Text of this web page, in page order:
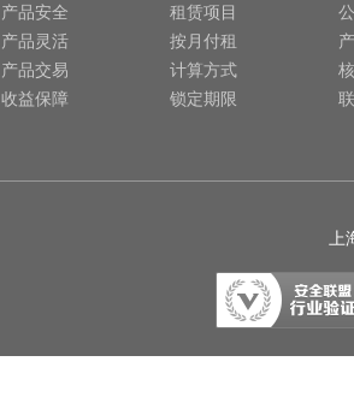
产品安全
产品灵活
产品交易
收益保障
租赁项目
按月付租
计算方式
锁定期限